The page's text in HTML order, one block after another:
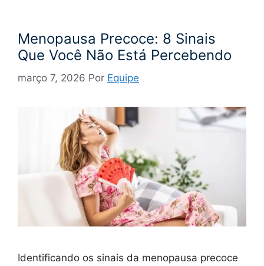
Menopausa Precoce: 8 Sinais
Que Você Não Está Percebendo
março 7, 2026 Por Equipe
Identificando os sinais da menopausa precoce